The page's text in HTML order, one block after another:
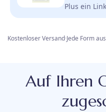
Plus ein
Kostenloser Versand·Jede Form
Auf Ihren